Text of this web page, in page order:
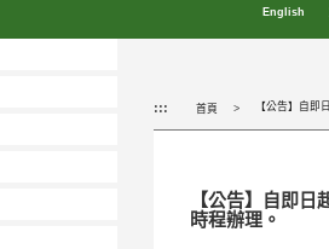
English
::: 首頁
【公告】自即
時程辦理。